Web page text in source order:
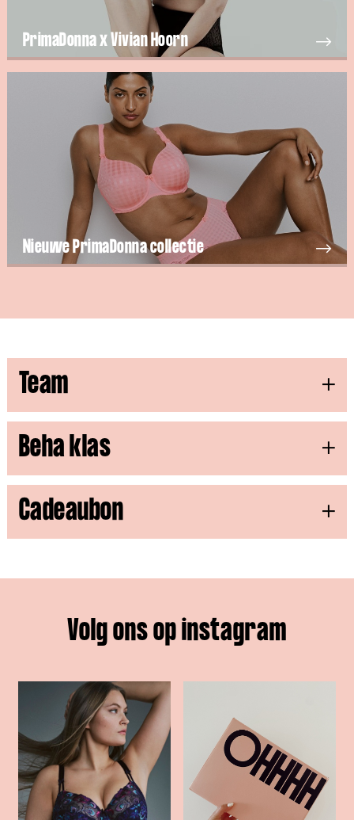
PrimaDonna x Vivian Hoorn
Nieuwe PrimaDonna collectie
Team
Beha klas
Cadeaubon
Volg ons op instagram